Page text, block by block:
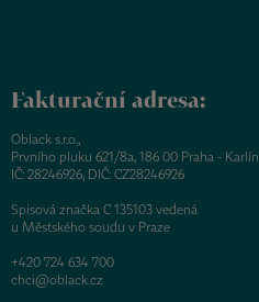
Fakturační adresa:
Oblack s.r.o.,
Prvního pluku 621/8a, 186 00 Praha - Karlín
IČ: 28246926, DIČ: CZ28246926
Spisová značka C 135103 vedená
u Městského soudu v Praze
+420 724 634 700
chci@oblack.cz